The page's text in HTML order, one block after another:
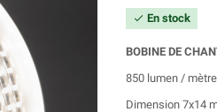
 En stock
BOBINE DE
850 lumen /
Dimension 7x14